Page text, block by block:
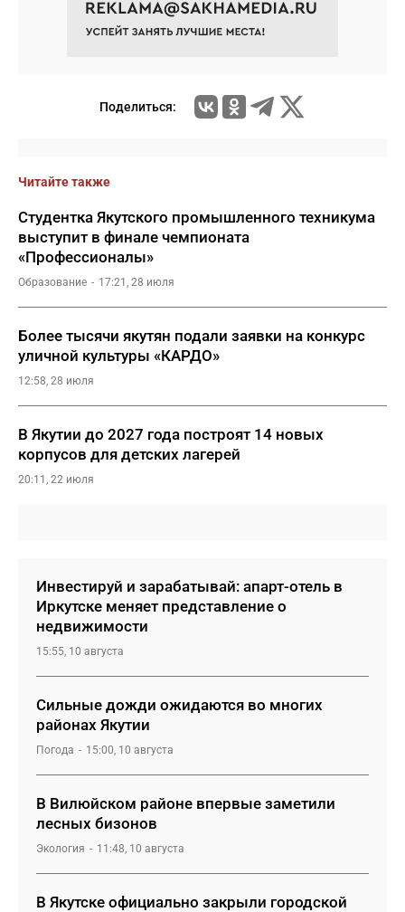
Поделиться:
Читайте также
Студентка Якутского промышленного техникума
выступит в финале чемпионата
«Профессионалы»
Образование 17:21, 28 июля
Более тысячи якутян подали заявки на конкурс
уличной культуры «КАРДО»
12:58, 28 июля
В Якутии до 2027 года построят 14 новых
корпусов для детских лагерей
20:11, 22 июля
Инвестируй и зарабатывай: апарт-отель в
Иркутске меняет представление о
недвижимости
15:55, 10 августа
Сильные дожди ожидаются во многих
районах Якутии
Погода 15:00, 10 августа
В Вилюйском районе впервые заметили
лесных бизонов
Экология 11:48, 10 августа
В Якутске официально закрыли городской